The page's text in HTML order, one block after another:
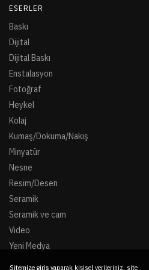
ESERLER
Baskı
Dijital
Dijital Baskı
Enstalasyon
Fotoğraf
Heykel
Kolaj
Kumaş/Dokuma/Nakış
Minyatür
Nesne
Resim/Desen
Seramik
Seramik ve cam
Video
Yeni Medya
Sitemize giriş yaparak kişisel verileriniz, site